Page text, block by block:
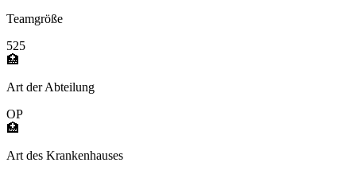
Teamgröße
525
🏥
Art der Abteilung
OP
🏥
Art des Krankenhauses